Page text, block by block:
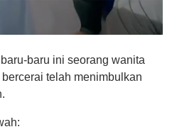
baru-baru ini seorang wanita
telah menimbulkan